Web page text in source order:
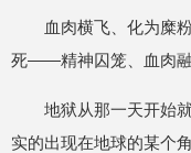
血肉横飞、化为糜
死——精神囚笼、血肉
地狱从那一天开始
实的出现在地球的某个